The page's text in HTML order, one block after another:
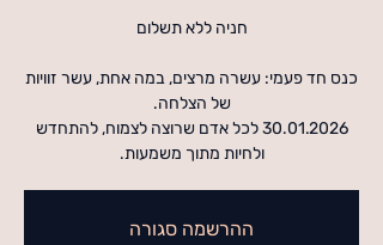
כנס חד פעמי: עשרה מרצים, במה אחת, עשר זוויות
30.01.2026 לכל אדם שרוצה לצמוח, להתחדש
ולחיות מתוך משמעות.
ההרשמה סגורה